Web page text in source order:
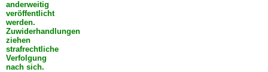
anderweitig
veröffentlicht
werden.
Zuwiderhandlungen
ziehen
strafrechtliche
Verfolgung
nach sich.